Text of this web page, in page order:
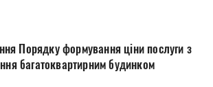
Бюджет
Публічна інформація
Порядку формування ціни послуги з
багатоквартирним будинком